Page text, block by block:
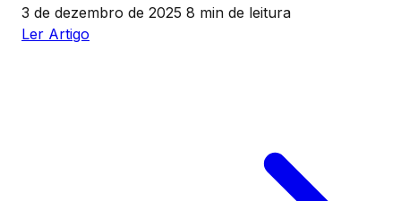
3 de dezembro de 2025 8 min de leitura
Ler Artigo